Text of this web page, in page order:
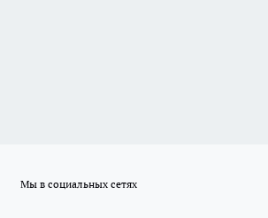
Мы в социальных сетях